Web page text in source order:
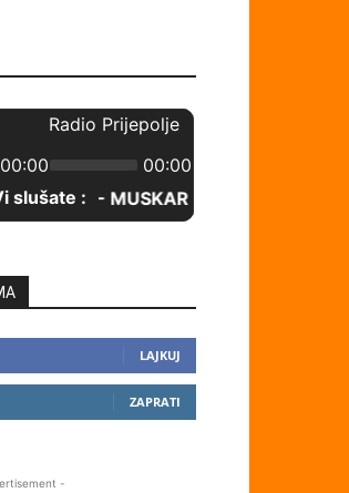
LAJKUJ
ZAPRATI
-